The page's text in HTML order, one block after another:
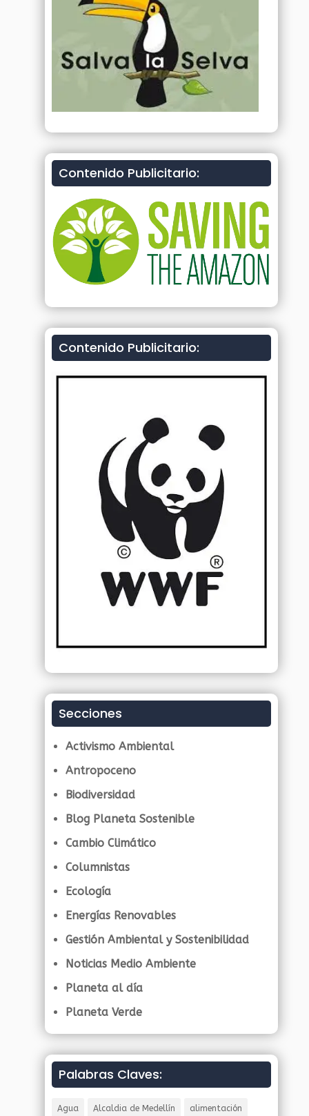
Contenido Publicitario:
Contenido Publicitario:
Secciones
Activismo Ambiental
Antropoceno
Biodiversidad
Blog Planeta Sostenible
Cambio Climático
Columnistas
Ecología
Energías Renovables
Gestión Ambiental y Sostenibilidad
Noticias Medio Ambiente
Planeta al día
Planeta Verde
Palabras Claves:
Agua Alcaldia de Medellín alimentación